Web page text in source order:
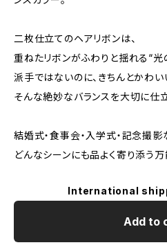
二枚仕立てのヘアリボンは、
重ねたリボンがふわりと揺れる“光
派手ではないのに、きちんとかわい
そんな絶妙なバランスを大切に仕
結婚式・食事会・入学式・記念撮影
どんなシーンにも品よく寄り添う万
International
Add to